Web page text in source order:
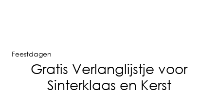
Feestdagen
Gratis Verlanglijstje voor
Sinterklaas en Kerst